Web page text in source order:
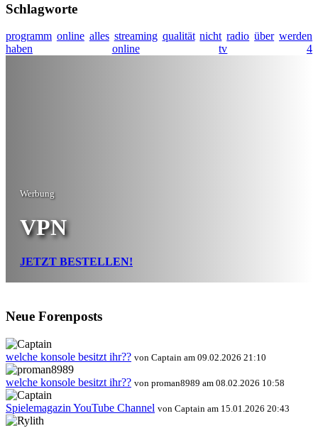
Schlagworte
programm online alles streaming qualität nicht radio über werden
haben
online tv 4
Werbung
VPN
JETZT BESTELLEN!
Neue Forenposts
welche konsole besitzt ihr?? von Captain am 09.02.2026 21:10
welche konsole besitzt ihr?? von proman8989 am 08.02.2026 10:58
Spielemagazin YouTube Channel von Captain am 15.01.2026 20:43